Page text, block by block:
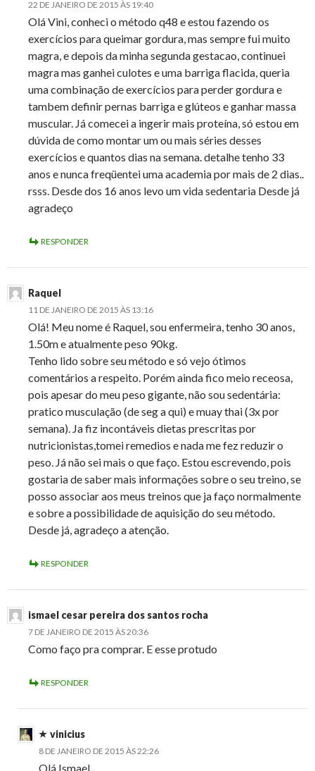
22 DE JANEIRO DE 2015 ÀS 19:40
Olá Vini, conheci o método q48 e estou fazendo os
exercícios para queimar gordura, mas sempre fui muito
magra, e depois da minha segunda gestacao, continuei
magra mas ganhei culotes e uma barriga flacida, queria
uma combinação de exercícios para perder gordura e
tambem definir pernas barriga e glúteos e ganhar massa
muscular. Já comecei a ingerir mais proteína, só estou em
dúvida de como montar um ou mais séries desses
exercícios e quantos dias na semana. detalhe tenho 33
anos e nunca freqüentei uma academia por mais de 2 dias..
rsss. Desde dos 16 anos levo um vida sedentaria Desde já
agradeço
RESPONDER
Raquel
11 DE JANEIRO DE 2015 ÀS 13:16
Olá! Meu nome é Raquel, sou enfermeira, tenho 30 anos,
1.50m e atualmente peso 90kg.
Tenho lido sobre seu método e só vejo ótimos
comentários a respeito. Porém ainda fico meio receosa,
pois apesar do meu peso gigante, não sou sedentária:
pratico musculação (de seg a qui) e muay thai (3x por
semana). Ja fiz incontáveis dietas prescritas por
nutricionistas,tomei remedios e nada me fez reduzir o
peso. Já não sei mais o que faço. Estou escrevendo, pois
gostaria de saber mais informações sobre o seu treino, se
posso associar aos meus treinos que ja faço normalmente
e sobre a possibilidade de aquisição do seu método.
Desde já, agradeço a atenção.
RESPONDER
ismael cesar pereira dos santos rocha
7 DE JANEIRO DE 2015 ÀS 20:36
Como faço pra comprar. E esse protudo
RESPONDER
vinicius
8 DE JANEIRO DE 2015 ÀS 22:26
Olá Ismael,